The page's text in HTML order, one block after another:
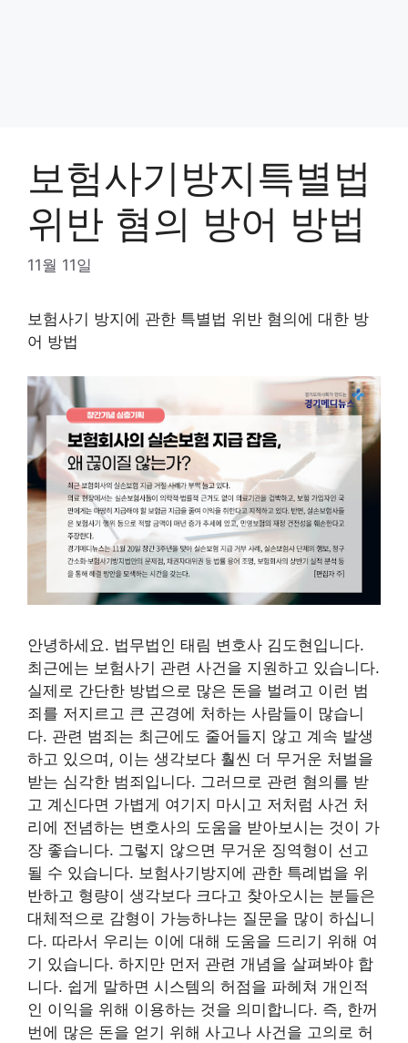
보험사기방지특별법
위반 혐의 방어 방법
11월 11일
보험사기 방지에 관한 특별법 위반 혐의에 대한 방
어 방법
안녕하세요. 법무법인 태림 변호사 김도현입니다.
최근에는 보험사기 관련 사건을 지원하고 있습니다.
실제로 간단한 방법으로 많은 돈을 벌려고 이런 범
죄를 저지르고 큰 곤경에 처하는 사람들이 많습니
다. 관련 범죄는 최근에도 줄어들지 않고 계속 발생
하고 있으며, 이는 생각보다 훨씬 더 무거운 처벌을
받는 심각한 범죄입니다. 그러므로 관련 혐의를 받
고 계신다면 가볍게 여기지 마시고 저처럼 사건 처
리에 전념하는 변호사의 도움을 받아보시는 것이 가
장 좋습니다. 그렇지 않으면 무거운 징역형이 선고
될 수 있습니다. 보험사기방지에 관한 특례법을 위
반하고 형량이 생각보다 크다고 찾아오시는 분들은
대체적으로 감형이 가능하냐는 질문을 많이 하십니
다. 따라서 우리는 이에 대해 도움을 드리기 위해 여
기 있습니다. 하지만 먼저 관련 개념을 살펴봐야 합
니다. 쉽게 말하면 시스템의 허점을 파헤쳐 개인적
인 이익을 위해 이용하는 것을 의미합니다. 즉, 한꺼
번에 많은 돈을 얻기 위해 사고나 사건을 고의로 허